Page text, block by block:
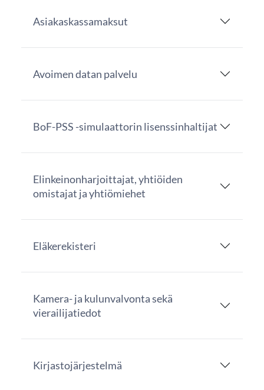
Asiakaskassamaksut
Avoimen datan palvelu
BoF-PSS -simulaattorin lisenssinhaltijat
Elinkeinonharjoittajat, yhtiöiden
omistajat ja yhtiömiehet
Eläkerekisteri
Kamera- ja kulunvalvonta sekä
vierailijatiedot
Kirjastojärjestelmä